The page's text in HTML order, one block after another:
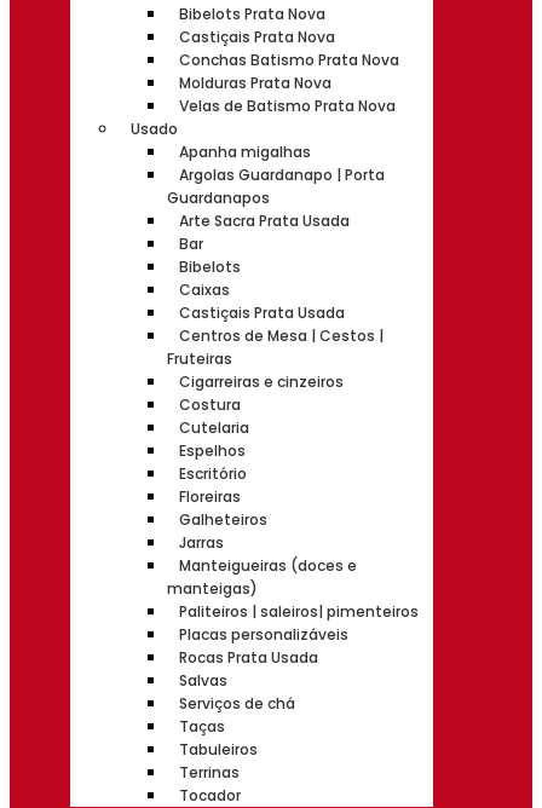
Bibelots Prata Nova
Castiçais Prata Nova
Conchas Batismo Prata Nova
Molduras Prata Nova
Velas de Batismo Prata Nova
Usado
Apanha migalhas
Argolas Guardanapo | Porta
Guardanapos
Arte Sacra Prata Usada
Bar
Bibelots
Caixas
Castiçais Prata Usada
Centros de Mesa | Cestos |
Fruteiras
Cigarreiras e cinzeiros
Costura
Cutelaria
Espelhos
Escritório
Floreiras
Galheteiros
Jarras
Manteigueiras (doces e
manteigas)
Paliteiros | saleiros| pimenteiros
Placas personalizáveis
Rocas Prata Usada
Salvas
Serviços de chá
Taças
Tabuleiros
Terrinas
Tocador